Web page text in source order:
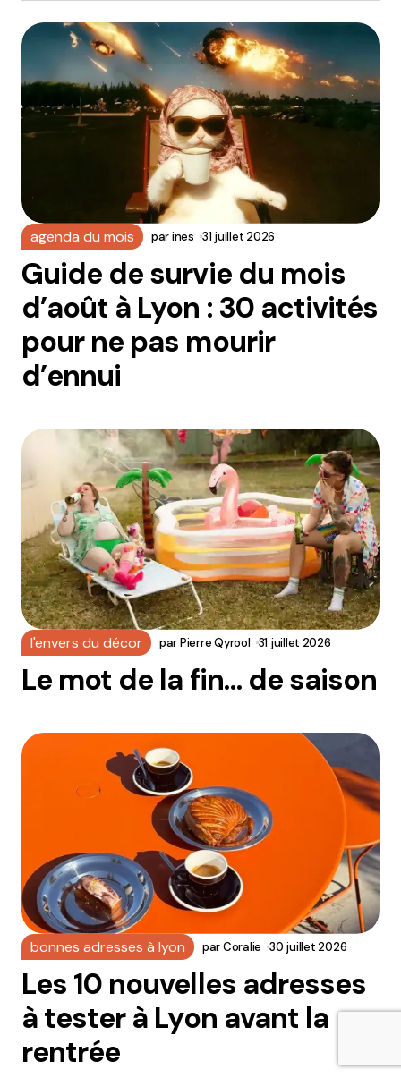
agenda du mois parines 31 juillet 2026
Guide de survie du mois
d’août à Lyon : 30 activités
pour ne pas mourir
d’ennui
l'envers du décor parPierre Qyrool 31 juillet 2026
Le mot de la fin… de saison
bonnes adresses à lyon parCoralie 30 juillet 2026
Les 10 nouvelles adresses
à tester à Lyon avant la
rentrée